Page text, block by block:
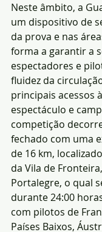
Neste âmbito, a
um dispositivo de
da prova e nas
forma a garantir a
espectadores e
fluidez da
principais acessos
espectáculo e
competição
fechado com uma
de 16 km,
da Vila de
Portalegre, o qual
durante 24:00
com pilotos de
Países Baixos,